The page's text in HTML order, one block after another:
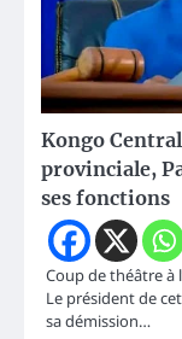
Kongo
provinciale,
ses fonctions
Coup de théâtre à
Le président de
sa démission…